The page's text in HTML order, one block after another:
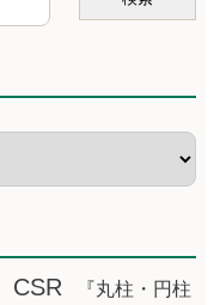
CSR
『丸柱・円柱